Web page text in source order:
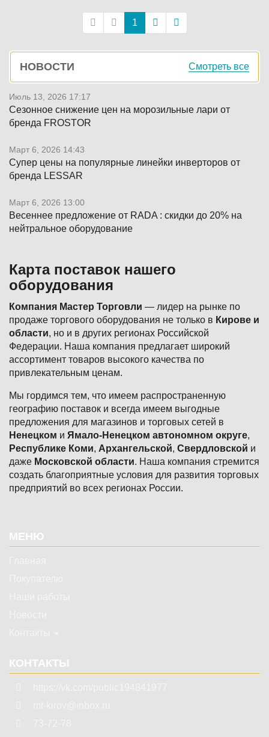
1
Боковая
панель
НОВОСТИ Смотреть все
Июль 13, 2026 17:17
Сезонное снижение цен на морозильные лари от
бренда FROSTOR
Март 6, 2026 14:43
Супер цены на популярные линейки инверторов от
бренда LESSAR
Март 6, 2026 13:00
Весеннее предложение от RADA : скидки до 20% на
нейтральное оборудование
Карта поставок нашего
оборудования
Компания Мастер Торговли — лидер на рынке по
продаже торгового оборудования не только в Кирове и
области, но и в других регионах Российской
Федерации. Наша компания предлагает широкий
ассортимент товаров высокого качества по
привлекательным ценам.
Мы гордимся тем, что имеем распространенную
географию поставок и всегда имеем выгодные
предложения для магазинов и торговых сетей в
Ненецком и Ямало-Ненецком автономном округе,
Республике Коми, Архангельской, Свердловской и
даже Московской области. Наша компания стремится
создать благоприятные условия для развития торговых
предприятий во всех регионах России.
МЕНЮ
КОНТАКТЫ